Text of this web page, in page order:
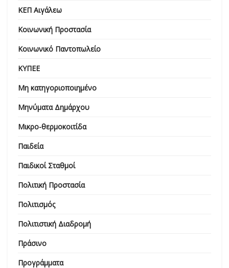
ΚΕΠ Αιγάλεω
Κοινωνική Προστασία
Κοινωνικό Παντοπωλείο
ΚΥΠΕΕ
Μη κατηγοριοποιημένο
Μηνύματα Δημάρχου
Μικρο-θερμοκοιτίδα
Παιδεία
Παιδικοί Σταθμοί
Πολιτική Προστασία
Πολιτισμός
Πολιτιστική Διαδρομή
Πράσινο
Προγράμματα